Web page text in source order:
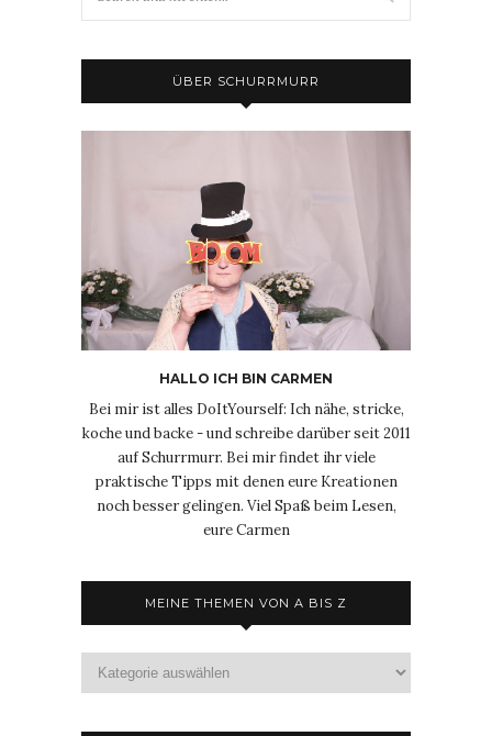
ÜBER SCHURRMURR
HALLO ICH BIN CARMEN
Bei mir ist alles DoItYourself: Ich nähe, stricke,
koche und backe - und schreibe darüber seit 2011
auf Schurrmurr. Bei mir findet ihr viele
praktische Tipps mit denen eure Kreationen
noch besser gelingen. Viel Spaß beim Lesen,
eure Carmen
MEINE THEMEN VON A BIS Z
Themen